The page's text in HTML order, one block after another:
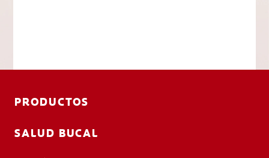
PRODUCTOS
SALUD BUCAL